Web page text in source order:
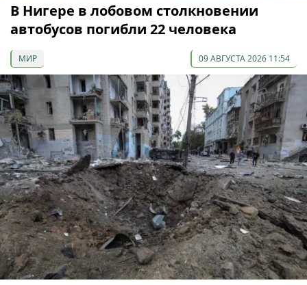
В Нигере в лобовом столкновении
автобусов погибли 22 человека
МИР 09 АВГУСТА 2026 11:54